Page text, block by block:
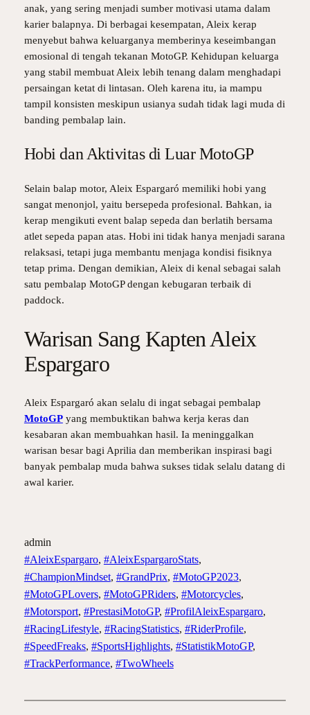
anak, yang sering menjadi sumber motivasi utama dalam
karier balapnya. Di berbagai kesempatan, Aleix kerap
menyebut bahwa keluarganya memberinya keseimbangan
emosional di tengah tekanan MotoGP. Kehidupan keluarga
yang stabil membuat Aleix lebih tenang dalam menghadapi
persaingan ketat di lintasan. Oleh karena itu, ia mampu
tampil konsisten meskipun usianya sudah tidak lagi muda di
banding pembalap lain.
Hobi dan Aktivitas di Luar MotoGP
Selain balap motor, Aleix Espargaró memiliki hobi yang
sangat menonjol, yaitu bersepeda profesional. Bahkan, ia
kerap mengikuti event balap sepeda dan berlatih bersama
atlet sepeda papan atas. Hobi ini tidak hanya menjadi sarana
relaksasi, tetapi juga membantu menjaga kondisi fisiknya
tetap prima. Dengan demikian, Aleix di kenal sebagai salah
satu pembalap MotoGP dengan kebugaran terbaik di
paddock.
Warisan Sang Kapten Aleix
Espargaro
Aleix Espargaró akan selalu di ingat sebagai pembalap
MotoGPyang membuktikan bahwa kerja keras dan
kesabaran akan membuahkan hasil. Ia meninggalkan
warisan besar bagi Aprilia dan memberikan inspirasi bagi
banyak pembalap muda bahwa sukses tidak selalu datang di
awal karier.
admin
#AleixEspargaro, #AleixEspargaroStats
#ChampionMindset, #GrandPrix, #MotoGP2023
#MotoGPLovers, #MotoGPRiders, #Motorcycles
#Motorsport, #PrestasiMotoGP, #ProfilAleixEspargaro
#RacingLifestyle, #RacingStatistics, #RiderProfile
#SpeedFreaks, #SportsHighlights, #StatistikMotoGP
#TrackPerformance, #TwoWheels